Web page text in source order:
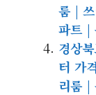
룸 |
파트 |
경상
터 가
리룸 |